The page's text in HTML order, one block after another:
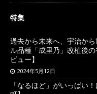
特集
過去から未来へ、宇治か
ル品種「成里乃」改植後
ビュー】
2024年5月12日
「なるほど」がいっぱい